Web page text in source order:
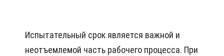
Испытательный срок является важной и
неотъемлемой часть рабочего процесса. При